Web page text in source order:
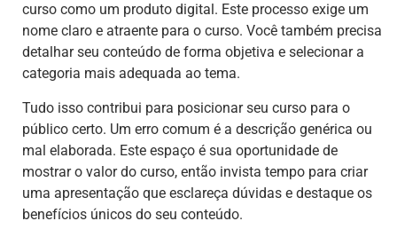
curso como um produto digital. Este processo exige um
nome claro e atraente para o curso. Você também precisa
detalhar seu conteúdo de forma objetiva e selecionar a
categoria mais adequada ao tema.
Tudo isso contribui para posicionar seu curso para o
público certo. Um erro comum é a descrição genérica ou
mal elaborada. Este espaço é sua oportunidade de
mostrar o valor do curso, então invista tempo para criar
uma apresentação que esclareça dúvidas e destaque os
benefícios únicos do seu conteúdo.